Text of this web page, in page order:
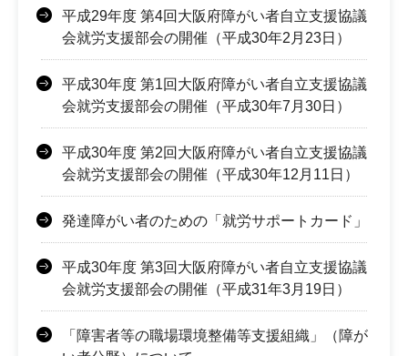
平成29年度 第4回大阪府障がい者自立支援協議
会就労支援部会の開催（平成30年2月23日）
平成30年度 第1回大阪府障がい者自立支援協議
会就労支援部会の開催（平成30年7月30日）
平成30年度 第2回大阪府障がい者自立支援協議
会就労支援部会の開催（平成30年12月11日）
発達障がい者のための「就労サポートカード」
平成30年度 第3回大阪府障がい者自立支援協議
会就労支援部会の開催（平成31年3月19日）
「障害者等の職場環境整備等支援組織」（障が